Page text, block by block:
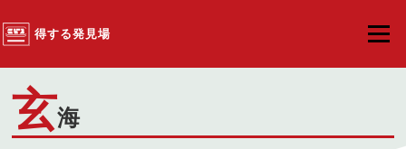
得する発見場
メニュ
玄海